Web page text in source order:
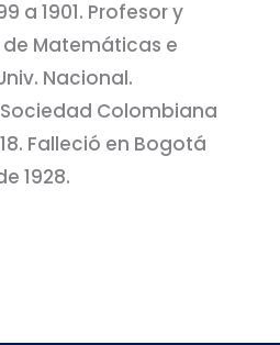
a 1901. Profesor y
Matemáticas e
Nacional.
Colombiana
Falleció en Bogotá
1928.